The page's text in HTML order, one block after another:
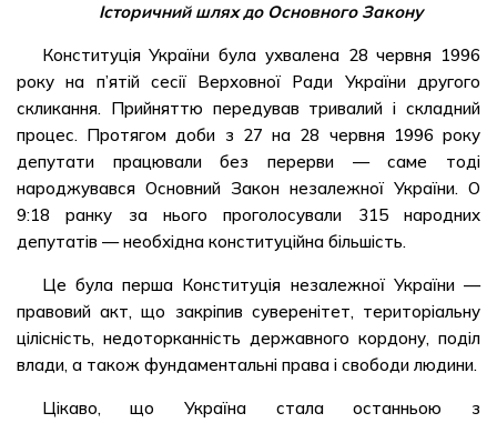
Історичний шлях до Основного Закону
Конституція України була ухвалена 28 червня 1996
року на п’ятій сесії Верховної Ради України другого
скликання. Прийняттю передував тривалий і складний
процес. Протягом доби з 27 на 28 червня 1996 року
депутати працювали без перерви — саме тоді
народжувався Основний Закон незалежної України. О
9:18 ранку за нього проголосували 315 народних
депутатів — необхідна конституційна більшість.
Це була перша Конституція незалежної України —
правовий акт, що закріпив суверенітет, територіальну
цілісність, недоторканність державного кордону, поділ
влади, а також фундаментальні права і свободи людини.
Цікаво, що Україна стала останньою з